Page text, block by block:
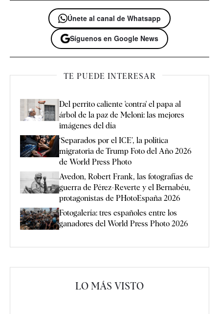
Únete al canal de Whatsapp
Síguenos en Google News
TE PUEDE INTERESAR
Del perrito caliente 'contra' el papa al
árbol de la paz de Meloni: las mejores
imágenes del día
‘Separados por el ICE’, la política
migratoria de Trump Foto del Año 2026
de World Press Photo
Avedon, Robert Frank, las fotografías de
guerra de Pérez-Reverte y el Bernabéu,
protagonistas de PHotoEspaña 2026
Fotogalería: tres españoles entre los
ganadores del World Press Photo 2026
LO MÁS VISTO